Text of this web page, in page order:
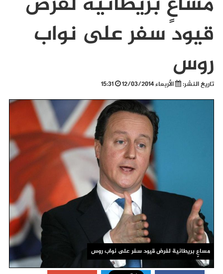
قيود سفر على نواب
روس
تاريخ النشر: الأربعاء 12/03/2014
مساعٍ بريطانية لفرض قيود سفر على نواب روس